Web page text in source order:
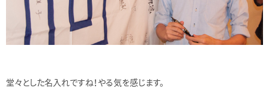
堂々とした名入れですね！やる気を感じます。